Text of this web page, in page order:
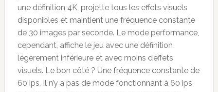
une définition 4K, projette tous les effets visuels
disponibles et maintient une fréquence constante
de 30 images par seconde. Le mode performance,
cependant, affiche le jeu avec une définition
légèrement inférieure et avec moins d’effets
visuels. Le bon côté ? Une fréquence constante de
60 ips. Il n’y a pas de mode fonctionnant à 60 ips